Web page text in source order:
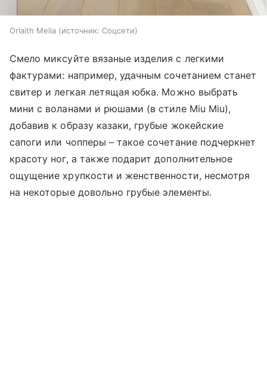
Orlaith Melia источник: Соцсети
Смело миксуйте вязаные изделия с легкими
фактурами: например, удачным сочетанием станет
свитер и легкая летящая юбка. Можно выбрать
мини с воланами и рюшами (в стиле Miu Miu),
добавив к образу казаки, грубые жокейские
сапоги или чопперы – такое сочетание подчеркнет
красоту ног, а также подарит дополнительное
ощущение хрупкости и женственности, несмотря
на некоторые довольно грубые элементы.